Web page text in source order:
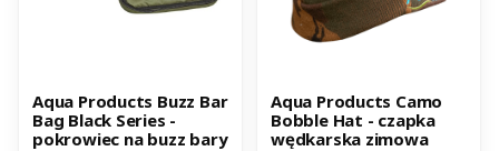
Aqua Products Buzz Bar
Bag Black Series -
pokrowiec na buzz bary
Aqua Products Camo
Bobble Hat - czapka
wędkarska zimowa